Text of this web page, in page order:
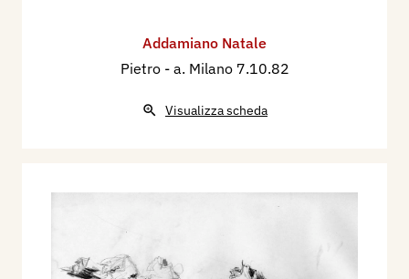
Addamiano Natale
Pietro - a. Milano 7.10.82
Visualizza scheda